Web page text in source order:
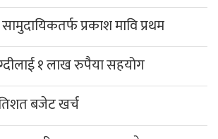
प्रकाश मावि प्रथम
१ लाख रुपैया सहयोग
बजेट खर्च